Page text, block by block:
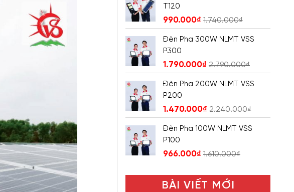
T120
990.000₫ 1.740.000₫
Đèn Pha 300W NLMT VSS
P300
1.790.000₫ 2.790.000₫
Đèn Pha 200W NLMT VSS
P200
1.470.000₫ 2.240.000₫
Đèn Pha 100W NLMT VSS
P100
966.000₫ 1.610.000₫
BÀI VIẾT MỚI